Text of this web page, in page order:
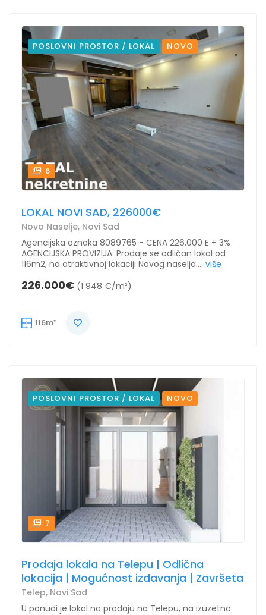
POSLOVNI PROSTOR / LOKAL NOVO
6
LOKAL NOVI SAD, 226000€
Novo Naselje, Novi Sad
Agencijska oznaka 8089765 - CENA 226.000 E + 3%
AGENCIJSKA PROVIZIJA. Prodaje se odličan lokal od
116m2, na atraktivnoj lokaciji Novog naselja.... više
226.000€ (1 948 €/m²)
116m²
POSLOVNI PROSTOR / LOKAL NOVO
7
Prodaja lokala na Telepu | Odlična
lokacija | Mogućnost izdavanja | Završeta
Telep, Novi Sad
U ponudi je lokal na prodaju na Telepu, na izuzetno